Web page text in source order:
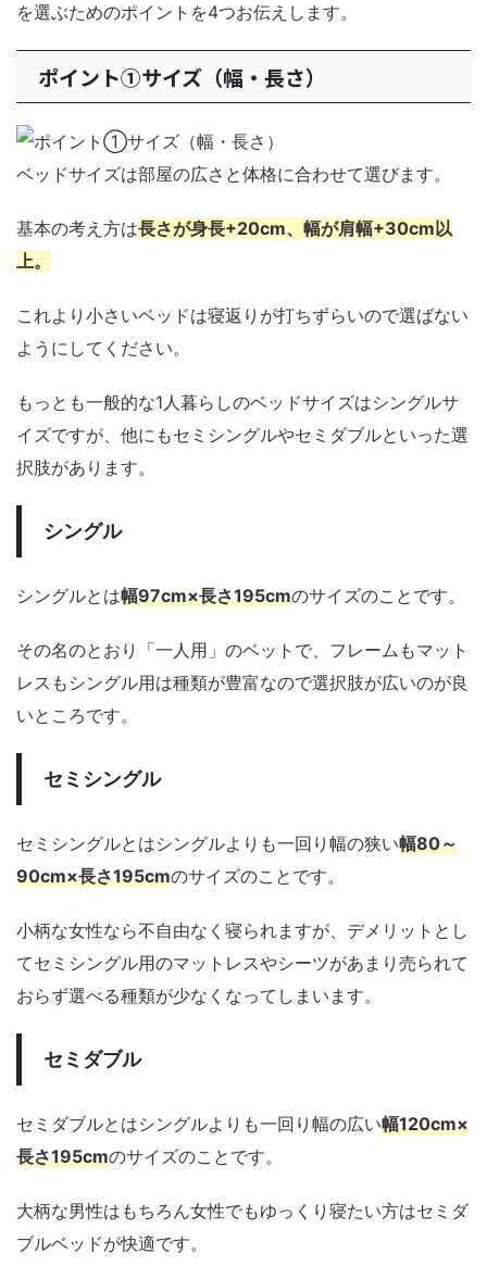
を選ぶためのポイントを4つお伝えします。
ポイント①サイズ（幅・長さ）
ベッドサイズは部屋の広さと体格に合わせて選びます。
基本の考え方は長さが身長+20cm、幅が肩幅+30cm以
上。
これより小さいベッドは寝返りが打ちずらいので選ばない
ようにしてください。
もっとも一般的な1人暮らしのベッドサイズはシングルサ
イズですが、他にもセミシングルやセミダブルといった選
択肢があります。
シングル
シングルとは幅97cm×長さ195cmのサイズのことです。
その名のとおり「一人用」のベットで、フレームもマット
レスもシングル用は種類が豊富なので選択肢が広いのが良
いところです。
セミシングル
セミシングルとはシングルよりも一回り幅の狭い幅80～
90cm×長さ195cmのサイズのことです。
小柄な女性なら不自由なく寝られますが、デメリットとし
てセミシングル用のマットレスやシーツがあまり売られて
おらず選べる種類が少なくなってしまいます。
セミダブル
セミダブルとはシングルよりも一回り幅の広い幅120cm×
長さ195cmのサイズのことです。
大柄な男性はもちろん女性でもゆっくり寝たい方はセミダ
ブルベッドが快適です。